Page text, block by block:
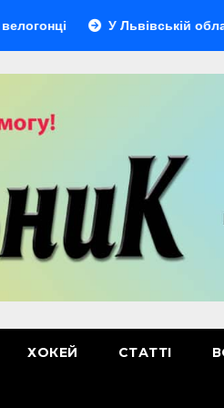
У Львівській області
ХОКЕЙ СТАТТІ